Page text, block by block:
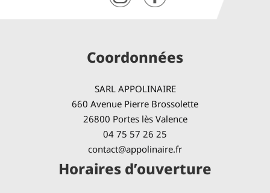
Coordonnées
SARL APPOLINAIRE
660 Avenue Pierre Brossolette
26800 Portes lès Valence
04 75 57 26 25
contact@appolinaire.fr
Horaires d’ouverture